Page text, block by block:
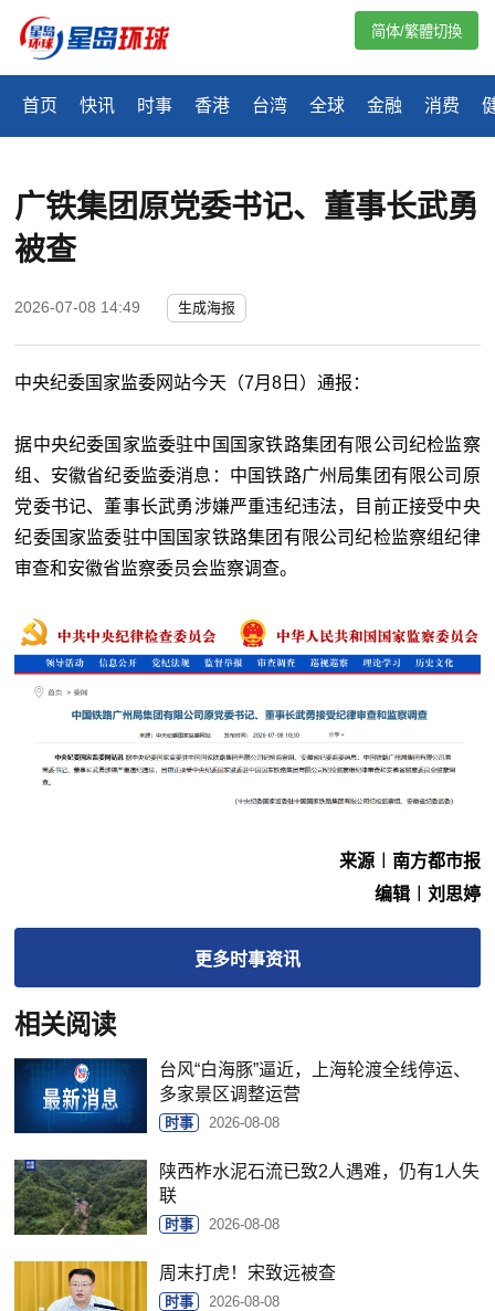
首页 快讯 时事 香港 台湾 全球 金融 消费
简体/繁體切換
广铁集团原党委书记、董事长武勇
被查
2026-07-08 14:49 生成海报
中央纪委国家监委网站今天（7月8日）通报：
据中央纪委国家监委驻中国国家铁路集团有限公司纪检监察
组、安徽省纪委监委消息： 中国铁路广州局集团有限公司原
党委书记、董事长武勇涉嫌严重违纪违法，目前正接受中央
纪委国家监委驻中国国家铁路集团有限公司纪检监察组纪律
审查和安徽省监察委员会监察调查。
来源︱南方都市报
编辑︱刘思婷
更多时事资讯
相关阅读
台风“白海豚”逼近，上海轮渡全线停运、
多家景区调整运营
时事 2026-08-08
陕西柞水泥石流已致2人遇难，仍有1人失
联
时事 2026-08-08
周末打虎！宋致远被查
时事 2026-08-08